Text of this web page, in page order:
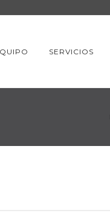
SERVICIOS